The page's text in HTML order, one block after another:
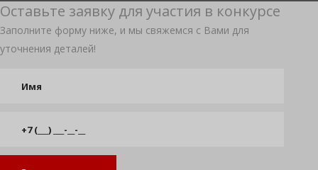
Оставьте заявку для участия в конкурсе
Заполните форму ниже, и мы свяжемся с Вами для
уточнения деталей!